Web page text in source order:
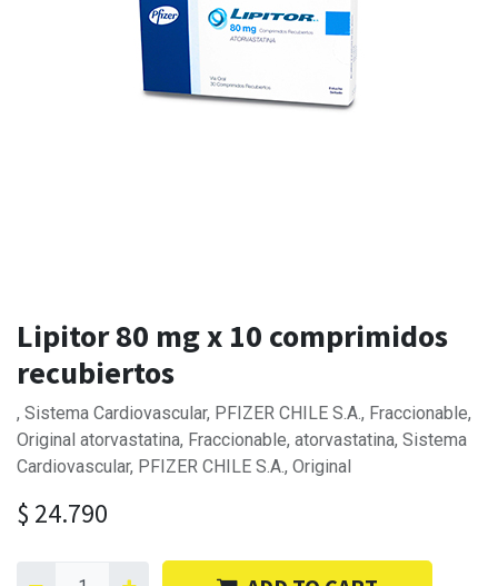
Lipitor 80 mg x 10 comprimidos
recubiertos
, Sistema Cardiovascular, PFIZER CHILE S.A., Fraccionable,
Original atorvastatina, Fraccionable, atorvastatina, Sistema
Cardiovascular, PFIZER CHILE S.A., Original
$ 24.790